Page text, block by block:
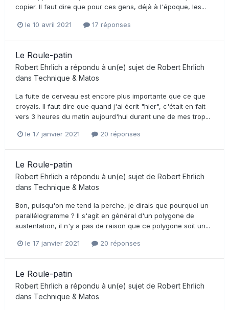
copier. Il faut dire que pour ces gens, déjà à l'époque, les...
le 10 avril 2021 17 réponses
Le Roule-patin
Robert Ehrlich a répondu à un(e) sujet de Robert Ehrlich
dans Technique & Matos
La fuite de cerveau est encore plus importante que ce que
croyais. Il faut dire que quand j'ai écrit "hier", c'était en fait
vers 3 heures du matin aujourd'hui durant une de mes trop...
le 17 janvier 2021 20 réponses
Le Roule-patin
Robert Ehrlich a répondu à un(e) sujet de Robert Ehrlich
dans Technique & Matos
Bon, puisqu'on me tend la perche, je dirais que pourquoi un
parallélogramme ? Il s'agit en général d'un polygone de
sustentation, il n'y a pas de raison que ce polygone soit un...
le 17 janvier 2021 20 réponses
Le Roule-patin
Robert Ehrlich a répondu à un(e) sujet de Robert Ehrlich
dans Technique & Matos